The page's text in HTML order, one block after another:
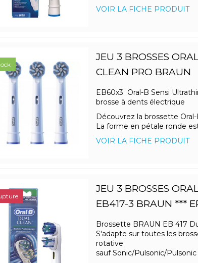
VOIR LA FICHE PRODUIT
JEU 3 BROSSES
CLEAN PRO BRAUN
EB60x3 Oral-B Sensi
brosse à dents électrique
Découvrez la brossette Oral-
La forme en pétale ronde
VOIR LA FICHE PRODUIT
JEU 3 BROSSES
EB417-3 BRAUN ***
Brossette BRAUN EB 417
S'adapte sur toutes les
rotative
sauf Sonic/Pulsonic/Pulsonic